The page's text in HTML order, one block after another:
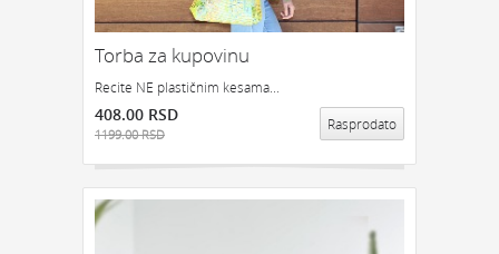
Torba za kupovinu
Recite NE plastičnim kesama...
408.00 RSD
1199.00 RSD
Rasprodato